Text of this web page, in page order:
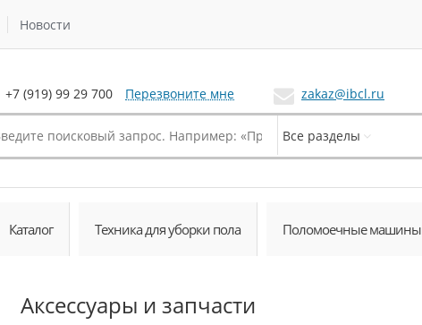
Новости
+7 (919) 99 29 700 Перезвоните мне zakaz@ibcl.ru
Все разделы
Каталог Техника для уборки пола Поломоечные машины
Аксессуары и запчасти